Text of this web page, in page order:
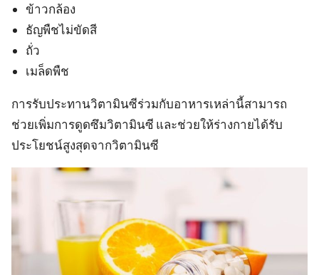
ข้าวกล้อง
ธัญพืชไม่ขัดสี
ถั่ว
เมล็ดพืช
การรับประทานวิตามินซีร่วมกับอาหารเหล่านี้สามารถ
ช่วยเพิ่มการดูดซึมวิตามินซี และช่วยให้ร่างกายได้รับ
ประโยชน์สูงสุดจากวิตามินซี